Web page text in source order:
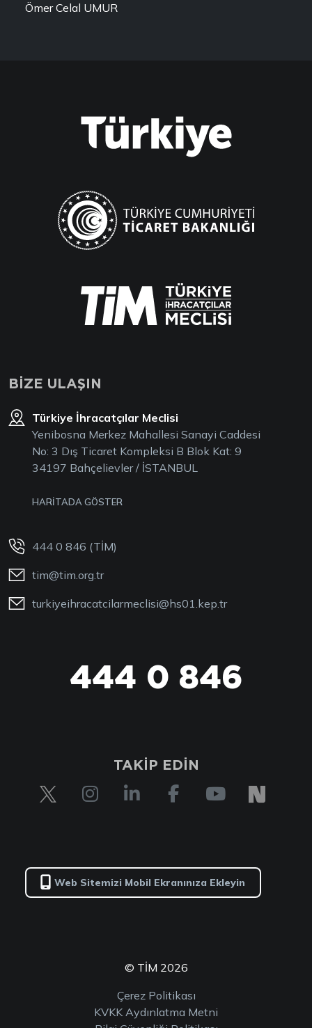
Ömer Celal UMUR
BİZE ULAŞIN
Türkiye İhracatçılar Meclisi
Yenibosna Merkez Mahallesi Sanayi Caddesi
No: 3 Dış Ticaret Kompleksi B Blok Kat: 9
34197 Bahçelievler / İSTANBUL
HARİTADA GÖSTER
444 0 846 (TİM)
tim@tim.org.tr
turkiyeihracatcilarmeclisi@hs01.kep.tr
444 0 846
TAKİP EDİN
Web Sitemizi Mobil Ekranınıza Ekleyin
© TİM 2026
Çerez Politikası
KVKK Aydınlatma Metni